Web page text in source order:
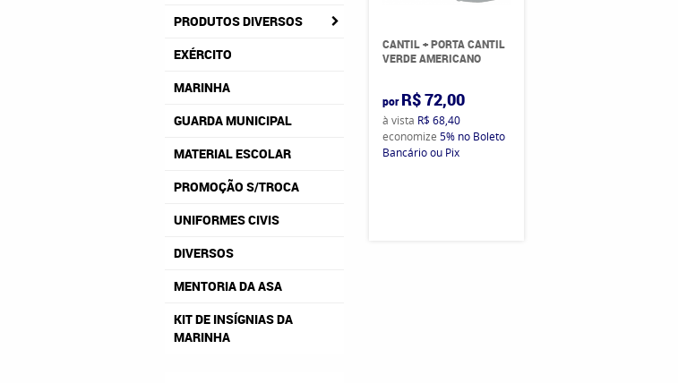
PRODUTOS DIVERSOS
EXÉRCITO
MARINHA
GUARDA MUNICIPAL
MATERIAL ESCOLAR
PROMOÇÃO S/TROCA
UNIFORMES CIVIS
DIVERSOS
MENTORIA DA ASA
KIT DE INSÍGNIAS DA
MARINHA
CANTIL + PORTA CANTIL
VERDE AMERICANO
por R$ 72,00
à vista R$ 68,40
economize 5% no Boleto
Bancário ou Pix